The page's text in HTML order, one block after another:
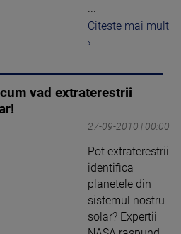
...
Citeste mai mult
›
vad extraterestrii
27-09-2010 | 00:00
Pot extraterestrii
identifica
planetele din
sistemul nostru
solar? Expertii